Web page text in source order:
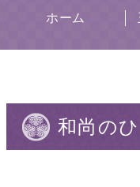
ホーム
和尚の